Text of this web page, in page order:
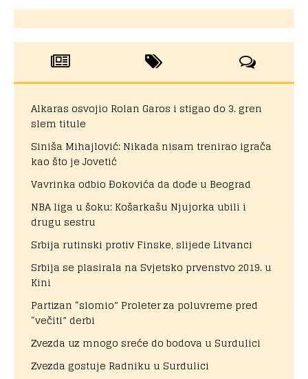
Alkaras osvojio Rolan Garos i stigao do 3. gren
slem titule
Siniša Mihajlović: Nikada nisam trenirao igrača
kao što je Jovetić
Vavrinka odbio Đokovića da dođe u Beograd
NBA liga u šoku: Košarkašu Njujorka ubili i
drugu sestru
Srbija rutinski protiv Finske, slijede Litvanci
Srbija se plasirala na Svjetsko prvenstvo 2019. u
Kini
Partizan “slomio” Proleter za poluvreme pred
“večiti” derbi
Zvezda uz mnogo sreće do bodova u Surdulici
Zvezda gostuje Radniku u Surdulici